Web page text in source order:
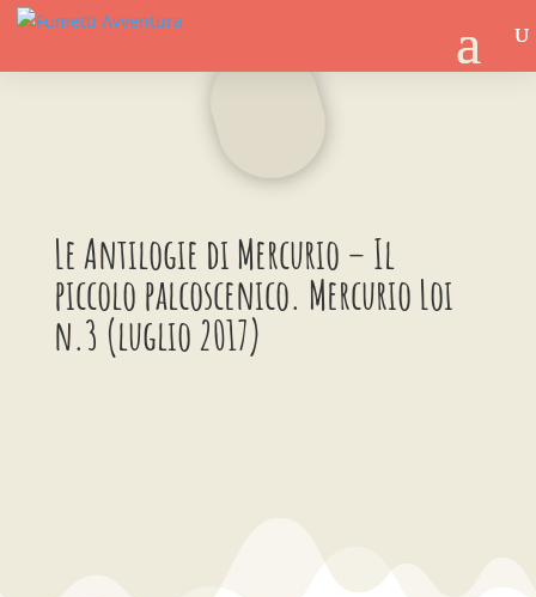
Le Antilogie di Mercurio – Il
piccolo palcoscenico. Mercurio Loi
n.3 (luglio 2017)